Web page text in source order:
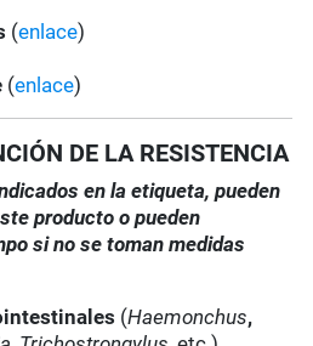
(enlace)
(enlace)
DE LA RESISTENCIA
en la etiqueta, pueden
producto o pueden
si no se toman medidas
(Haemonchus,